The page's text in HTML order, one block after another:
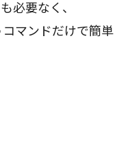
も必要なく、
コマンドだけで簡単